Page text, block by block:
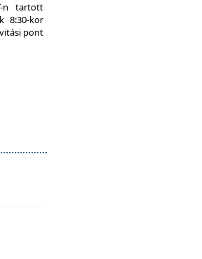
n tartott
8:30-kor
pont